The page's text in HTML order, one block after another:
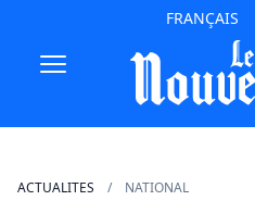
FRANÇAIS
ACTUALITES NATIONAL